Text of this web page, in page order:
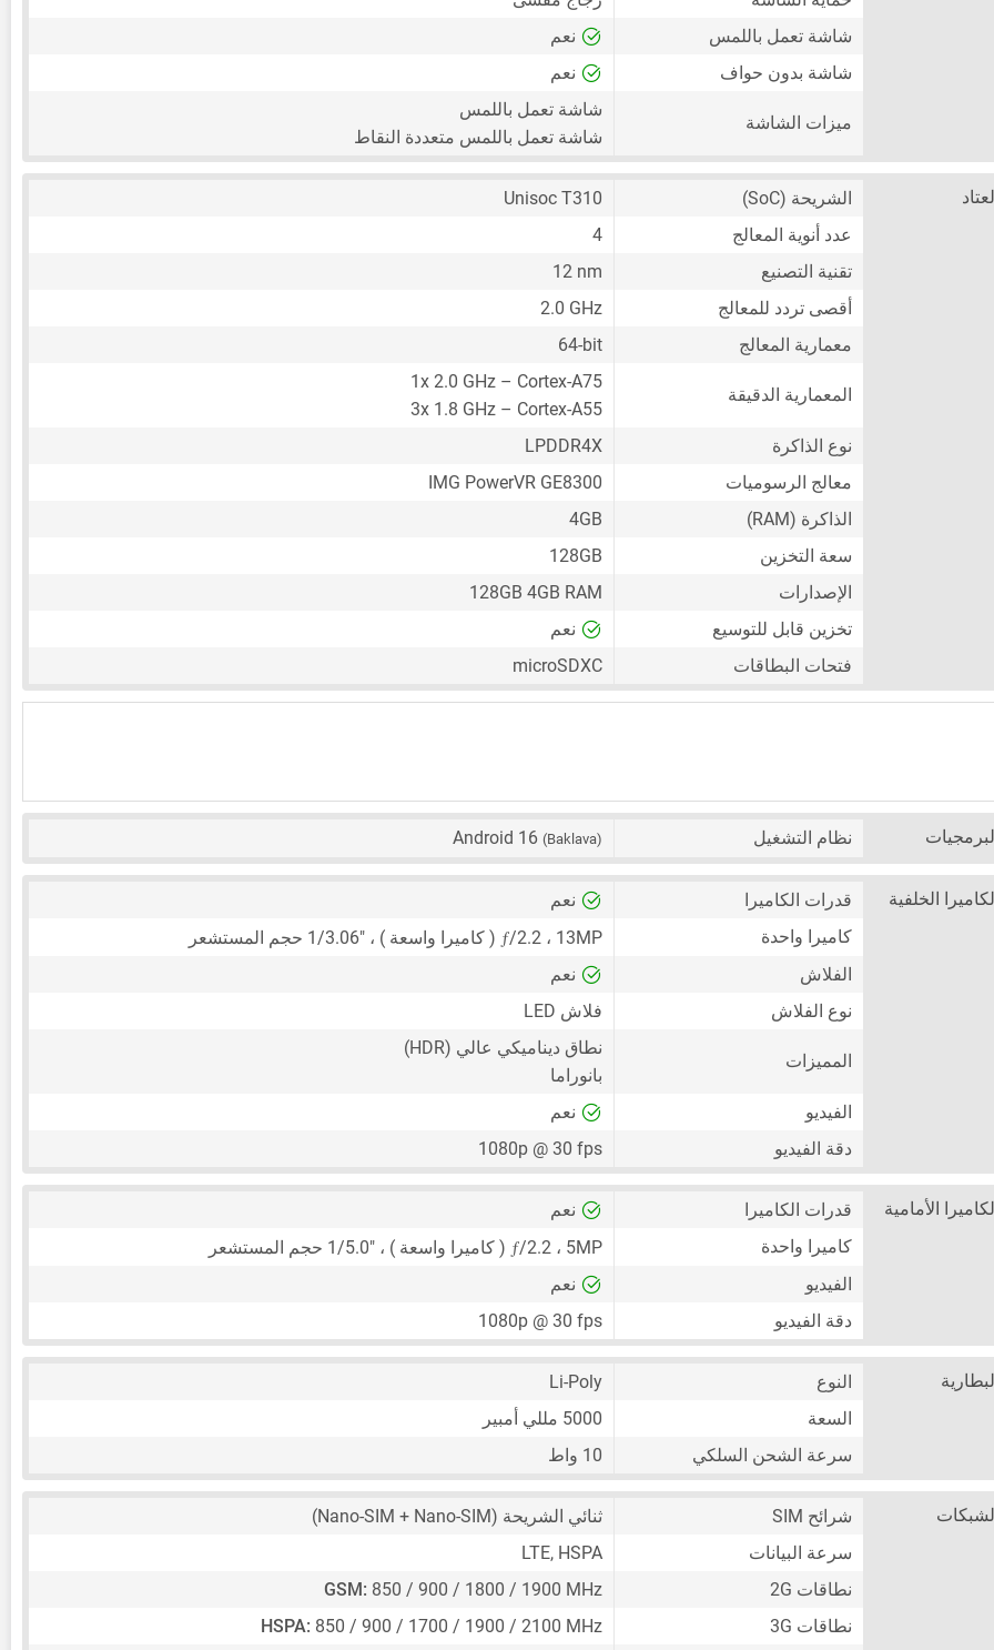
شاشة تعمل باللمس
نعم
شاشة بدون حواف
نعم
ميزات الشاشة
شاشة تعمل باللمس
شاشة تعمل باللمس متعددة النقاط
الشريحة (SoC)
Unisoc T310
عدد أنوية المعالج
4
تقنية التصنيع
12 nm
أقصى تردد للمعالج
2.0 GHz
معمارية المعالج
64-bit
المعمارية الدقيقة
1x 2.0 GHz – Cortex-A75
3x 1.8 GHz – Cortex-A55
نوع الذاكرة
LPDDR4X
معالج الرسوميات
IMG PowerVR GE8300
الذاكرة (RAM)
4GB
سعة التخزين
128GB
الإصدارات
128GB 4GB RAM
تخزين قابل للتوسيع
نعم
فتحات البطاقات
microSDXC
نظام التشغيل Android 16 (Baklava)
الخلفية قدرات الكاميرا
نعم
كاميرا واحدة
13MP ، ƒ/2.2 ( كاميرا واسعة ) ، 1/3.06" حجم المستشعر
الفلاش
نعم
نوع الفلاش
فلاش LED
المميزات
نطاق ديناميكي عالي (HDR)
بانوراما
الفيديو
نعم
دقة الفيديو
1080p @ 30 fps
الأمامية قدرات الكاميرا
نعم
كاميرا واحدة
5MP ، ƒ/2.2 ( كاميرا واسعة ) ، 1/5.0" حجم المستشعر
الفيديو
نعم
دقة الفيديو
1080p @ 30 fps
النوع
Li-Poly
السعة
5000 مللي أمبير
سرعة الشحن السلكي
10 واط
شرائح SIM ثنائي الشريحة (Nano-SIM + Nano-SIM)
سرعة البيانات
LTE, HSPA
نطاقات 2G
GSM: 850 / 900 / 1800 / 1900 MHz
نطاقات 3G
HSPA: 850 / 900 / 1700 / 1900 / 2100 MHz